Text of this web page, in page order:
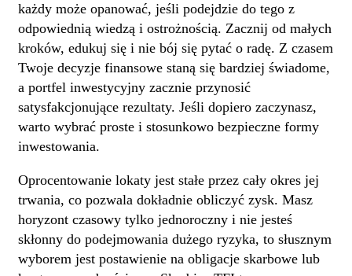
każdy może opanować, jeśli podejdzie do tego z
odpowiednią wiedzą i ostrożnością. Zacznij od małych
kroków, edukuj się i nie bój się pytać o radę. Z czasem
Twoje decyzje finansowe staną się bardziej świadome,
a portfel inwestycyjny zacznie przynosić
satysfakcjonujące rezultaty. Jeśli dopiero zaczynasz,
warto wybrać proste i stosunkowo bezpieczne formy
inwestowania.
Oprocentowanie lokaty jest stałe przez cały okres jej
trwania, co pozwala dokładnie obliczyć zysk. Masz
horyzont czasowy tylko jednoroczny i nie jesteś
skłonny do podejmowania dużego ryzyka, to słusznym
wyborem jest postawienie na obligacje skarbowe lub